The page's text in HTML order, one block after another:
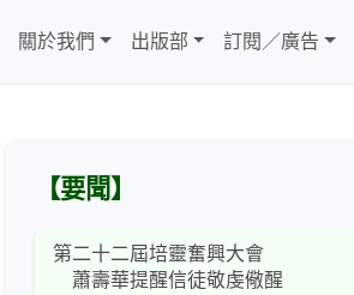
關於我們 出版部 訂閱／廣告
【要聞】
第二十二屆培靈奮興大會
蕭壽華提醒信徒敬虔儆醒